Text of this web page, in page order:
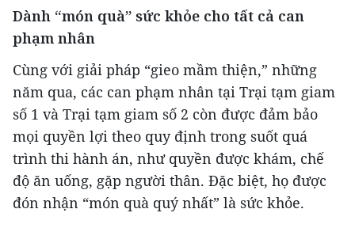
Dành “món quà” sức khỏe cho tất cả can
phạm nhân
Cùng với giải pháp “gieo mầm thiện,” những
năm qua, các can phạm nhân tại Trại tạm giam
số 1 và Trại tạm giam số 2 còn được đảm bảo
mọi quyền lợi theo quy định trong suốt quá
trình thi hành án, như quyền được khám, chế
độ ăn uống, gặp người thân. Đặc biệt, họ được
đón nhận “món quà quý nhất” là sức khỏe.